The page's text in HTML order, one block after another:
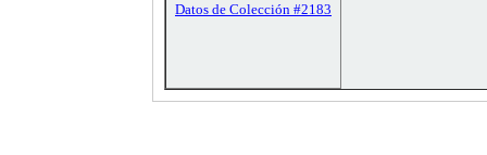
Datos de Colección #2183